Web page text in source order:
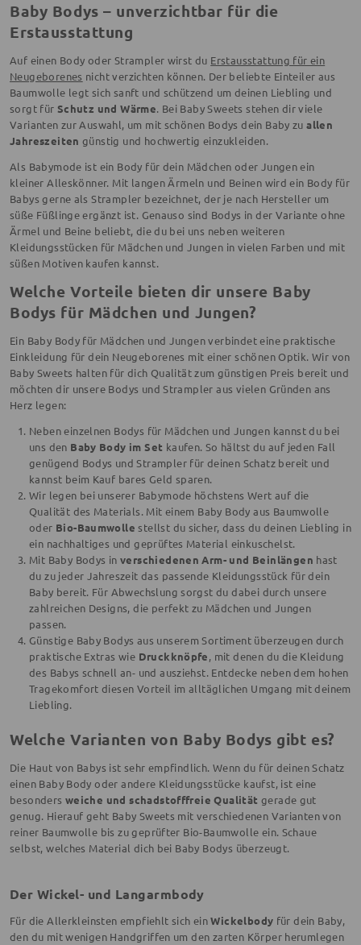
Baby Bodys – unverzichtbar für die
Erstausstattung
Auf einen Body oder Strampler wirst du Erstausstattung für ein
Neugeborenes nicht verzichten können. Der beliebte Einteiler aus
Baumwolle legt sich sanft und schützend um deinen Liebling und
sorgt für Schutz und Wärme. Bei Baby Sweets stehen dir viele
Varianten zur Auswahl, um mit schönen Bodys dein Baby zuallen
Jahreszeiten günstig und hochwertig einzukleiden.
Als Babymode ist ein Body für dein Mädchen oder Jungen ein
kleiner Alleskönner. Mit langen Ärmeln und Beinen wird ein Body für
Babys gerne als Strampler bezeichnet, der je nach Hersteller um
süße Füßlinge ergänzt ist. Genauso sind Bodys in der Variante ohne
Ärmel und Beine beliebt, die du bei uns neben weiteren
Kleidungsstücken für Mädchen und Jungen in vielen Farben und mit
süßen Motiven kaufen kannst.
Welche Vorteile bieten dir unsere Baby
Bodys für Mädchen und Jungen?
Ein Baby Body für Mädchen und Jungen verbindet eine praktische
Einkleidung für dein Neugeborenes mit einer schönen Optik. Wir von
Baby Sweets halten für dich Qualität zum günstigen Preis bereit und
möchten dir unsere Bodys und Strampler aus vielen Gründen ans
Herz legen:
Neben einzelnen Bodys für Mädchen und Jungen kannst du bei
uns den Baby Body im Set kaufen. So hältst du auf jeden Fall
genügend Bodys und Strampler für deinen Schatz bereit und
kannst beim Kauf bares Geld sparen.
Wir legen bei unserer Babymode höchstens Wert auf die
Qualität des Materials. Mit einem Baby Body aus Baumwolle
oder Bio-Baumwolle stellst du sicher, dass du deinen Liebling in
ein nachhaltiges und geprüftes Material einkuschelst.
Mit Baby Bodys inverschiedenen Arm- und Beinlängen hast
du zu jeder Jahreszeit das passende Kleidungsstück für dein
Baby bereit. Für Abwechslung sorgst du dabei durch unsere
zahlreichen Designs, die perfekt zu Mädchen und Jungen
passen.
Günstige Baby Bodys aus unserem Sortiment überzeugen durch
praktische Extras wie Druckknöpfe, mit denen du die Kleidung
des Babys schnell an- und ausziehst. Entdecke neben dem hohen
Tragekomfort diesen Vorteil im alltäglichen Umgang mit deinem
Liebling.
Welche Varianten von Baby Bodys gibt es?
Die Haut von Babys ist sehr empfindlich. Wenn du für deinen Schatz
einen Baby Body oder andere Kleidungsstücke kaufst, ist eine
besonders weiche und schadstofffreie Qualität gerade gut
genug. Hierauf geht Baby Sweets mit verschiedenen Varianten von
reiner Baumwolle bis zu geprüfter Bio-Baumwolle ein. Schaue
selbst, welches Material dich bei Baby Bodys überzeugt.
Der Wickel- und Langarmbody
Für die Allerkleinsten empfiehlt sich einWickelbody für dein Baby,
den du mit wenigen Handgriffen um den zarten Körper herumlegen